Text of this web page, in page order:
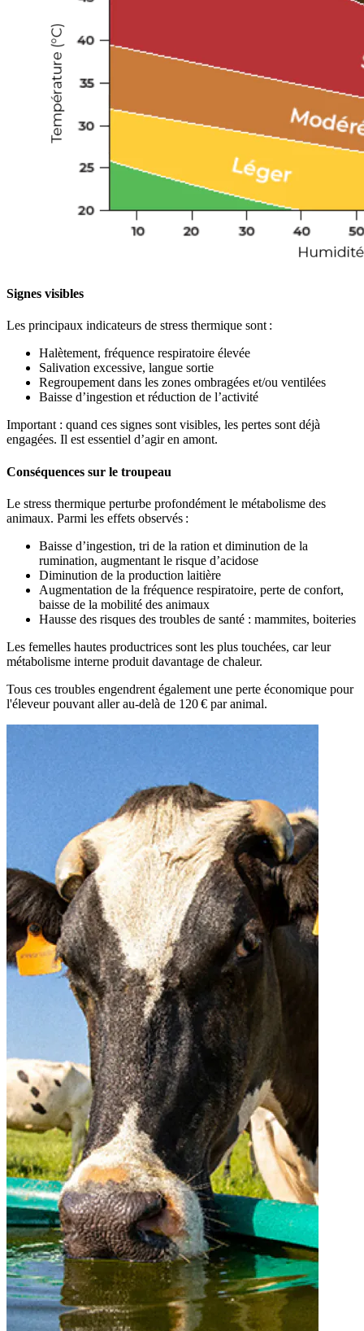
Signes visibles
Les principaux indicateurs de stress thermique sont :
Halètement, fréquence respiratoire élevée
Salivation excessive, langue sortie
Regroupement dans les zones ombragées et/ou ventilées
Baisse d’ingestion et réduction de l’activité
Important : quand ces signes sont visibles, les pertes sont déjà
engagées. Il est essentiel d’agir en amont.
Conséquences sur le troupeau
Le stress thermique perturbe profondément le métabolisme des
animaux. Parmi les effets observés :
Baisse d’ingestion, tri de la ration et diminution de la
rumination, augmentant le risque d’acidose
Diminution de la production laitière
Augmentation de la fréquence respiratoire, perte de confort,
baisse de la mobilité des animaux
Hausse des risques des troubles de santé : mammites, boiteries
Les femelles hautes productrices sont les plus touchées, car leur
métabolisme interne produit davantage de chaleur.
Tous ces troubles engendrent également une perte économique pour
l'éleveur pouvant aller au-delà de 120 € par animal.